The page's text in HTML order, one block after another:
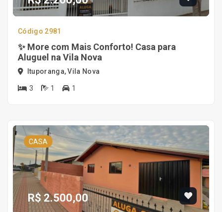
Código 2981
✨ More com Mais Conforto! Casa para
Aluguel na Vila Nova
Ituporanga, Vila Nova
3 1 1
CASA
R$ 2.500,00